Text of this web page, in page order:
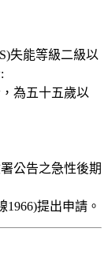
失能等級二級以
為五十五歲以
公告之急性後期
提出申請。